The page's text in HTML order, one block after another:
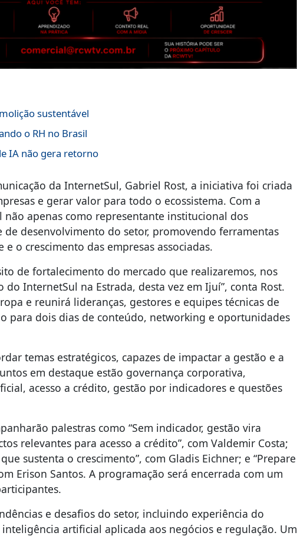
sustentável
o RH no Brasil
IA não gera retorno
da InternetSul, Gabriel Rost, a iniciativa foi criada
e gerar valor para todo o ecossistema. Com a
apenas como representante institucional dos
desenvolvimento do setor, promovendo ferramentas
o crescimento das empresas associadas.
de fortalecimento do mercado que realizaremos, nos
InternetSul na Estrada, desta vez em Ijuí”, conta Rost.
e reunirá lideranças, gestores e equipes técnicas de
para dois dias de conteúdo, networking e oportunidades
temas estratégicos, capazes de impactar a gestão e a
em destaque estão governança corporativa,
acesso a crédito, gestão por indicadores e questões
palestras como “Sem indicador, gestão vira
relevantes para acesso a crédito”, com Valdemir Costa;
sustenta o crescimento”, com Gladis Eichner; e “Prepare
Erison Santos. A programação será encerrada com um
e desafios do setor, incluindo experiência do
artificial aplicada aos negócios e regulação. Um